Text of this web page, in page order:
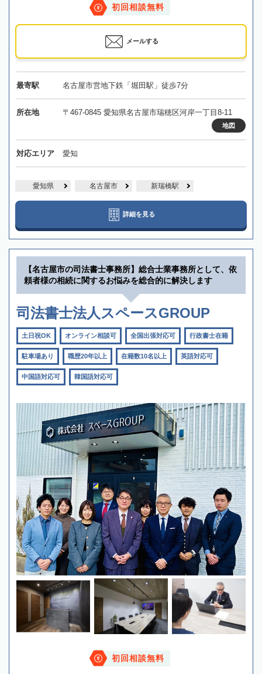
初回相談無料
メールする
最寄駅 名古屋市営地下鉄「堀田駅」徒歩7分
所在地 〒467-0845 愛知県名古屋市瑞穂区河岸一丁目8-11
地図
対応エリア 愛知
愛知県 名古屋市 新瑞橋駅
詳細を見る
【名古屋市の司法書士事務所】総合士業事務所として、依
頼者様の相続に関するお悩みを総合的に解決します
司法書士法人スペースGROUP
土日祝OK オンライン相談可 全国出張対応可 行政書士在籍
駐車場あり 職歴20年以上 在籍数10名以上 英語対応可
中国語対応可 韓国語対応可
初回相談無料